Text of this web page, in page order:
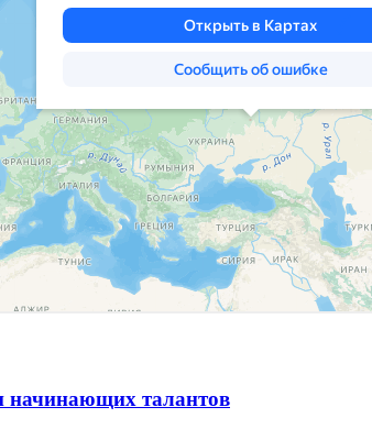
начинающих талантов